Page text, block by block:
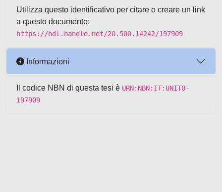
Utilizza questo identificativo per citare o creare un link
a questo documento:
https://hdl.handle.net/20.500.14242/197909
Informazioni
Il codice NBN di questa tesi è URN:NBN:IT:UNITO-
197909